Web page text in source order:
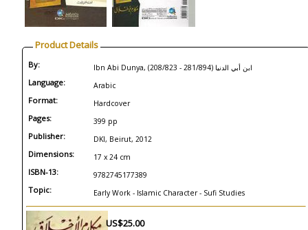
Product Details
By: Ibn Abi Dunya, (208/823 - 281/894) ابن أبي الدنيا
Language: Arabic
Format: Hardcover
Pages: 399 pp
Publisher: DKI, Beirut, 2012
Dimensions: 17 x 24 cm
ISBN-13: 9782745177389
Topic: Early Work - Islamic Character - Sufi Studies
US$25.00